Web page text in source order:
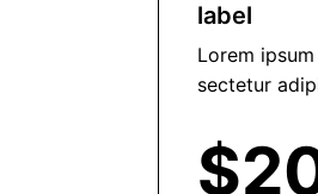
label
Lorem
sectetur